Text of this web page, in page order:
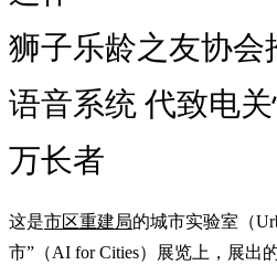
狮子乐龄之友协会
语音系统 代致电关
万长者
这是市区重建局的城市实验室（
市”（AI for Cities）展览上，展出